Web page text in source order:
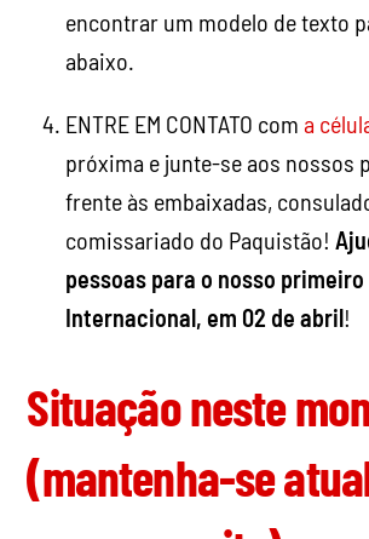
encontrar um modelo de texto
abaixo.
ENTRE EM CONTATO com a
próxima e junte-se aos nossos
frente às embaixadas,
comissariado do Paquistão!
pessoas para o nosso primeiro
Internacional, em 02 de abril!
Situação neste
(mantenha-se